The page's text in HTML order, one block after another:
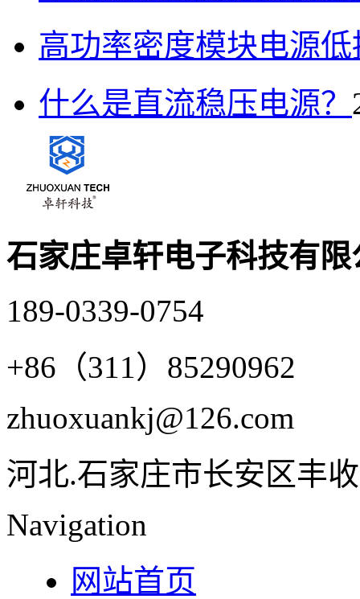
高功率密度模块电源
什么是直流稳压电源？
石家庄卓轩电子科技有限
189-0339-0754
+86（311）85290962
zhuoxuankj@126.com
河北.石家庄市长安区丰
Navigation
网站首页